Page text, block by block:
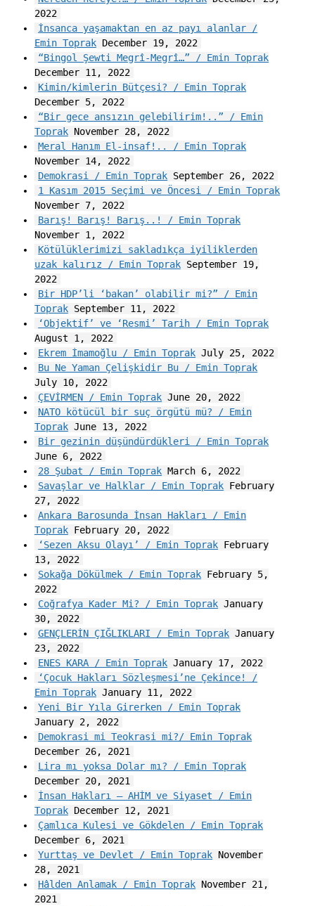
2022
İnsanca yaşamaktan en az payı alanlar /
Emin ToprakDecember 19, 2022
“Bingol Şewti Megrî-Megrî…” / Emin Toprak
December 11, 2022
Kimin/kimlerin Bütçesi? / Emin Toprak
December 5, 2022
“Bir gece ansızın gelebilirim!..” / Emin
ToprakNovember 28, 2022
Meral Hanım El-insaf!.. / Emin Toprak
November 14, 2022
Demokrasi / Emin Toprak September 26, 2022
1 Kasım 2015 Seçimi ve Öncesi / Emin Toprak
November 7, 2022
Barış! Barış! Barış..! / Emin Toprak
November 1, 2022
Kötülüklerimizi sakladıkça iyiliklerden
uzak kalırız / Emin ToprakSeptember 19,
2022
Bir HDP’li ‘bakan’ olabilir mi?” / Emin
ToprakSeptember 11, 2022
‘Objektif’ ve ‘Resmi’ Tarih / Emin Toprak
August 1, 2022
Ekrem İmamoğlu / Emin Toprak July 25, 2022
Bu Ne Yaman Çelişkidir Bu / Emin Toprak
July 10, 2022
ÇEVİRMEN / Emin Toprak June 20, 2022
NATO kötücül bir suç örgütü mü? / Emin
ToprakJune 13, 2022
Bir gezinin düşündürdükleri / Emin Toprak
June 6, 2022
28 Şubat / Emin Toprak March 6, 2022
Savaşlar ve Halklar / Emin Toprak February
27, 2022
Ankara Barosunda İnsan Hakları / Emin
ToprakFebruary 20, 2022
‘Sezen Aksu Olayı’ / Emin Toprak February
13, 2022
Sokağa Dökülmek / Emin Toprak February 5,
2022
Coğrafya Kader Mi? / Emin Toprak January
30, 2022
GENÇLERİN ÇIĞLIKLARI / Emin Toprak January
23, 2022
ENES KARA / Emin Toprak January 17, 2022
‘Çocuk Hakları Sözleşmesi’ne Çekince! /
Emin ToprakJanuary 11, 2022
Yeni Bir Yıla Girerken / Emin Toprak
January 2, 2022
Demokrasi mi Teokrasi mi?/ Emin Toprak
December 26, 2021
Lira mı yoksa Dolar mı? / Emin Toprak
December 20, 2021
İnsan Hakları – AHİM ve Siyaset / Emin
ToprakDecember 12, 2021
Çamlıca Kulesi ve Gökdelen / Emin Toprak
December 6, 2021
Yurttaş ve Devlet / Emin Toprak November
28, 2021
Hâlden Anlamak / Emin Toprak November 21,
2021